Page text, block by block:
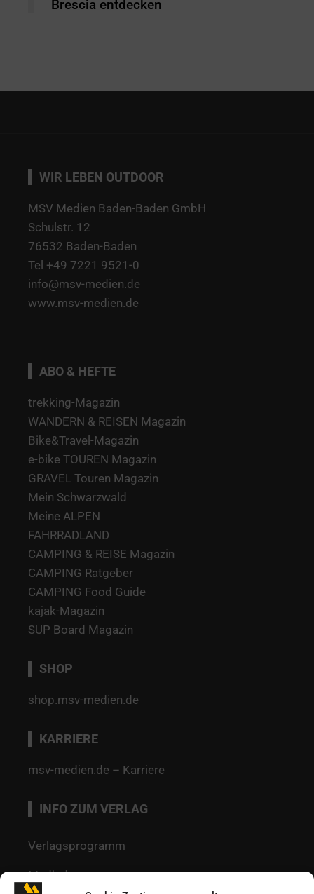
Brescia entdecken
WIR LEBEN OUTDOOR
MSV Medien Baden-Baden GmbH
Schulstr. 12
76532 Baden-Baden
Tel +49 7221 9521-0
info@msv-medien.de
www.msv-medien.de
ABO & HEFTE
trekking-Magazin
WANDERN & REISEN Magazin
Bike&Travel-Magazin
e-bike TOUREN Magazin
GRAVEL Touren Magazin
Mein Schwarzwald
Meine ALPEN
FAHRRADLAND
CAMPING & REISE Magazin
CAMPING Ratgeber
CAMPING Food Guide
kajak-Magazin
SUP Board Magazin
SHOP
shop.msv-medien.de
KARRIERE
msv-medien.de – Karriere
INFO ZUM VERLAG
Verlagsprogramm
Mediadaten